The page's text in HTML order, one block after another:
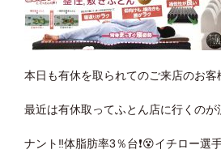
本日も有休を取られてのご来店のお客
最近は有休取ってふとん店に行くのが
ナント ‼️体脂肪率3％台❗️😵イチロー選